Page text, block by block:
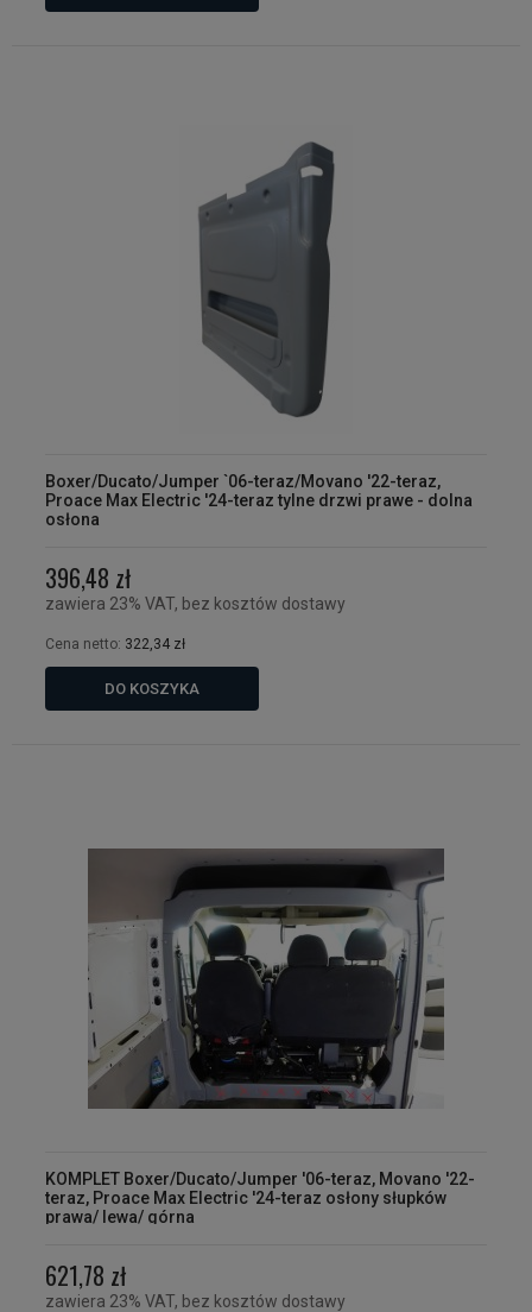
Boxer/Ducato/Jumper `06-teraz/Movano '22-teraz,
Proace Max Electric '24-teraz tylne drzwi prawe - dolna
osłona
396,48 zł
zawiera 23% VAT, bez kosztów dostawy
Cena netto: 322,34 zł
DO KOSZYKA
KOMPLET Boxer/Ducato/Jumper '06-teraz, Movano '22-
teraz, Proace Max Electric '24-teraz osłony słupków
prawa/ lewa/ górna
621,78 zł
zawiera 23% VAT, bez kosztów dostawy